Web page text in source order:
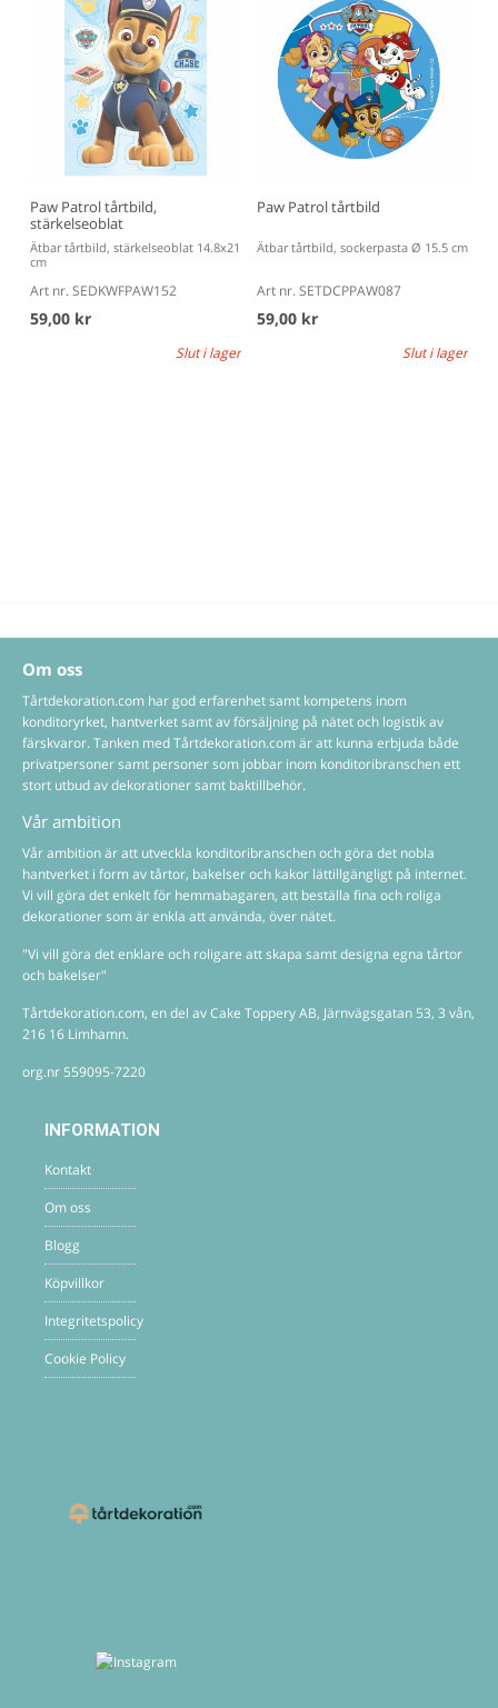
Paw Patrol tårtbild,
stärkelseoblat
Ätbar tårtbild, stärkelseoblat 14.8x21
cm
Art nr. SEDKWFPAW152
59,00 kr
Slut i lager
Paw Patrol tårtbild
Ätbar tårtbild, sockerpasta Ø 15.5 cm
Art nr. SETDCPPAW087
59,00 kr
Slut i lager
Om oss
Tårtdekoration.com har god erfarenhet samt kompetens inom
konditoryrket, hantverket samt av försäljning på nätet och logistik av
färskvaror. Tanken med Tårtdekoration.com är att kunna erbjuda både
privatpersoner samt personer som jobbar inom konditoribranschen ett
stort utbud av dekorationer samt baktillbehör.
Vår ambition
Vår ambition är att utveckla konditoribranschen och göra det nobla
hantverket i form av tårtor, bakelser och kakor lättillgängligt på internet.
Vi vill göra det enkelt för hemmabagaren, att beställa fina och roliga
dekorationer som är enkla att använda, över nätet.
"Vi vill göra det enklare och roligare att skapa samt designa egna tårtor
och bakelser"
Tårtdekoration.com, en del av Cake Toppery AB, Järnvägsgatan 53, 3 vån,
216 16 Limhamn.
org.nr 559095-7220
INFORMATION
Kontakt
Om oss
Blogg
Köpvillkor
Integritetspolicy
Cookie Policy